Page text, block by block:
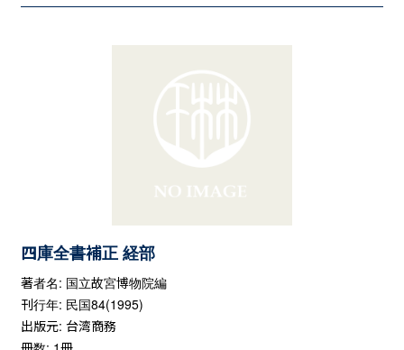
四庫全書補正 経部
著者名: 国立故宮博物院編
刊行年: 民国84(1995)
出版元: 台湾商務